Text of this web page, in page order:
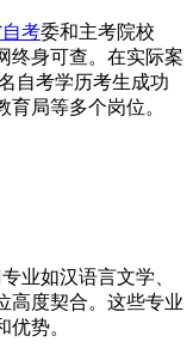
考委和主考院校
终身可查。在实际案
自考学历考生成功
局等多个岗位。
业如汉语言文学、
高度契合。这些专业
势。